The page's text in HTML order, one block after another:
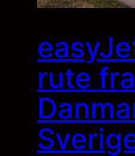
rute fra